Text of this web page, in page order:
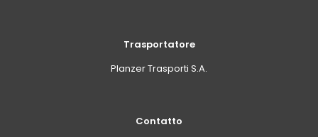
Trasportatore
Planzer Trasporti S.A.
Contatto